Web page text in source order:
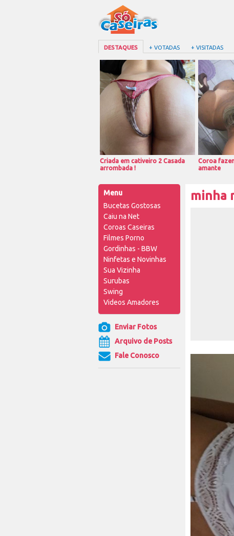
DESTAQUES + VOTADAS + VISITADAS
Criada em cativeiro 2 Casada
arrombada !
Coroa
amante
Menu
Bucetas Gostosas
Caiu na Net
Coroas Caseiras
Filmes Porno
Gordinhas - BBW
Ninfetas e Novinhas
Sua Vizinha
Surubas
Swing
Videos Amadores
Enviar Fotos
Arquivo de Posts
Fale Conosco
minha